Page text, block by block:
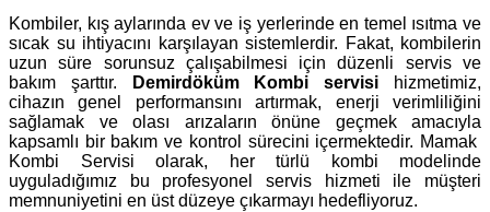
Kombiler, kış aylarında ev ve iş yerlerinde en temel ısıtma ve
sıcak su ihtiyacını karşılayan sistemlerdir. Fakat, kombilerin
uzun süre sorunsuz çalışabilmesi için düzenli servis ve
bakım şarttır.
Demirdöküm Kombi servisi hizmetimiz,
cihazın genel performansını artırmak, enerji verimliliğini
sağlamak ve olası arızaların önüne geçmek amacıyla
kapsamlı bir bakım ve kontrol sürecini içermektedir. Mamak
Kombi Servisi olarak, her türlü kombi modelinde
uyguladığımız bu profesyonel servis hizmeti ile müşteri
memnuniyetini en üst düzeye çıkarmayı hedefliyoruz.